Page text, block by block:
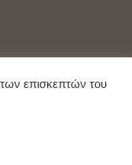
επισκεπτών του